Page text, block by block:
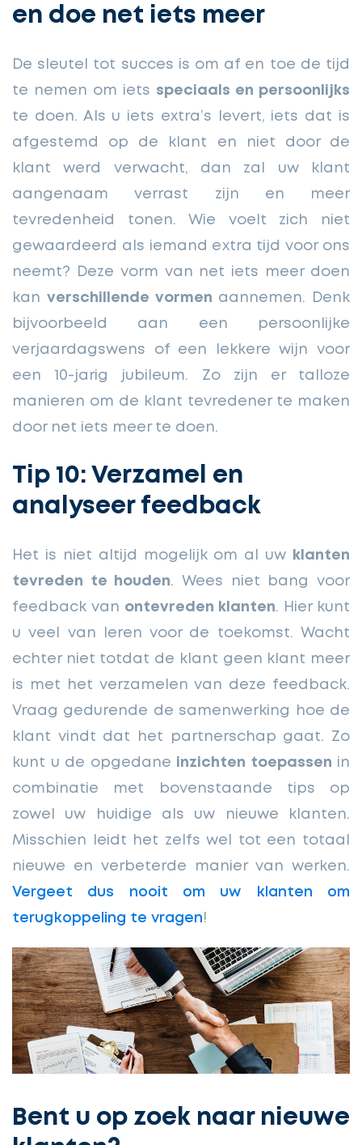
en doe net iets meer
De sleutel tot succes is om af en toe de tijd
te nemen om iets speciaals en persoonlijks
te doen. Als u iets extra’s levert, iets dat is
afgestemd op de klant en niet door de
klant werd verwacht, dan zal uw klant
aangenaam verrast zijn en meer
tevredenheid tonen. Wie voelt zich niet
gewaardeerd als iemand extra tijd voor ons
neemt? Deze vorm van net iets meer doen
kan verschillende vormen aannemen. Denk
bijvoorbeeld aan een persoonlijke
verjaardagswens of een lekkere wijn voor
een 10-jarig jubileum. Zo zijn er talloze
manieren om de klant tevredener te maken
door net iets meer te doen.
Tip 10: Verzamel en
analyseer feedback
Het is niet altijd mogelijk om al uw
klanten
tevreden te houden. Wees niet bang voor
feedback van ontevreden klanten. Hier kunt
u veel van leren voor de toekomst. Wacht
echter niet totdat de klant geen klant meer
is met het verzamelen van deze feedback.
Vraag gedurende de samenwerking hoe de
klant vindt dat het partnerschap gaat. Zo
kunt u de opgedane inzichten toepassen in
combinatie met bovenstaande tips op
zowel uw huidige als uw nieuwe klanten.
Misschien leidt het zelfs wel tot een totaal
nieuwe en verbeterde manier van werken.
Vergeet dus nooit om uw klanten om
terugkoppeling te vragen!
Bent u op zoek naar nieuwe